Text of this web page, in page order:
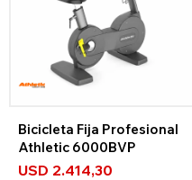
Bicicleta Fija Profesional
Athletic 6000BVP
USD 2.414,30